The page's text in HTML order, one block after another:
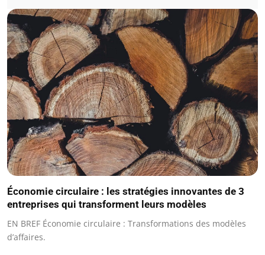
Économie circulaire : les stratégies innovantes de 3
entreprises qui transforment leurs modèles
EN BREF Économie circulaire : Transformations des modèles
d’affaires.